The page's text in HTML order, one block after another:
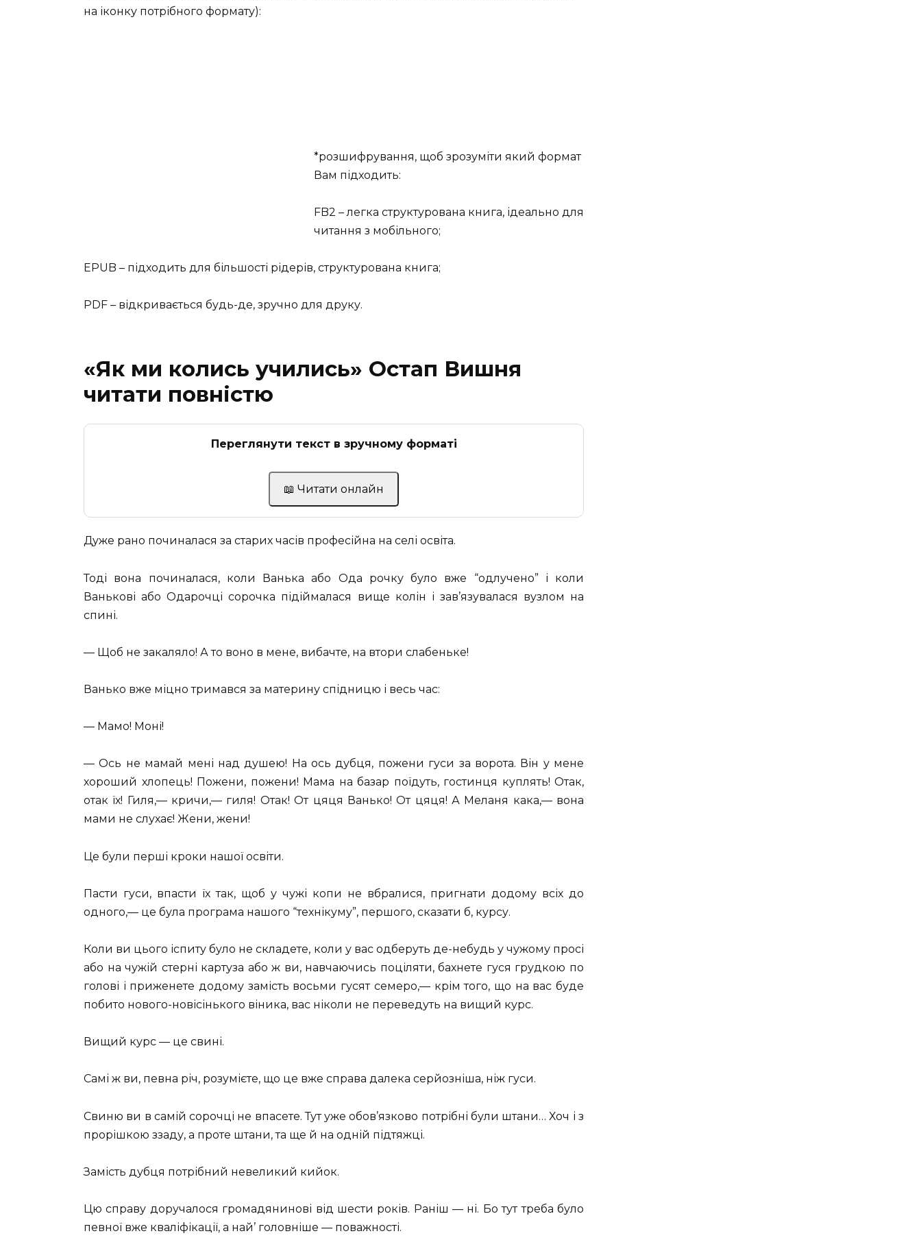
на іконку потрібного формату):
*розшифрування, щоб зрозуміти який формат
Вам підходить:
FB2 – легка структурована книга, ідеально для
читання з мобільного;
EPUB – підходить для більшості рідерів, структурована книга;
PDF – відкривається будь-де, зручно для друку.
«Як ми колись учились» Остап Вишня
читати повністю
Переглянути текст в зручному форматі
📖 Читати онлайн
Дуже рано починалася за старих часів професійна на селі освіта.
Тоді вона починалася, коли Ванька або Ода рочку було вже “одлучено” і коли
Ванькові або Одарочці сорочка підіймалася вище колін і зав’язувалася вузлом на
спині.
— Щоб не закаляло! А то воно в мене, вибачте, на втори слабеньке!
Ванько вже міцно тримався за материну спідницю і весь час:
— Мамо! Моні!
— Ось не мамай мені над душею! На ось дубця, пожени гуси за ворота. Він у мене
хороший хлопець! Пожени, пожени! Мама на базар поїдуть, гостинця куплять! Отак,
отак їх! Гиля,— кричи,— гиля! Отак! От цяця Ванько! От цяця! А Меланя кака,— вона
мами не слухає! Жени, жени!
Це були перші кроки нашої освіти.
Пасти гуси, впасти їх так, щоб у чужі копи не вбралися, пригнати додому всіх до
одного,— це була програма нашого “технікуму”, першого, сказати б, курсу.
Коли ви цього іспиту було не складете, коли у вас одберуть де-небудь у чужому просі
або на чужій стерні картуза або ж ви, навчаючись поціляти, бахнете гуся грудкою по
голові і приженете додому замість восьми гусят семеро,— крім того, що на вас буде
побито нового-новісінького віника, вас ніколи не переведуть на вищий курс.
Вищий курс — це свині.
Самі ж ви, певна річ, розумієте, що це вже справа далека серйозніша, ніж гуси.
Свиню ви в самій сорочці не впасете. Тут уже обов’язково потрібні були штани… Хоч і з
прорішкою ззаду, а проте штани, та ще й на одній підтяжці.
Замість дубця потрібний невеликий кийок.
Цю справу доручалося громадянинові від шести років. Раніш — ні. Бо тут треба було
певної вже кваліфікації, а най’ головніше — поважності.